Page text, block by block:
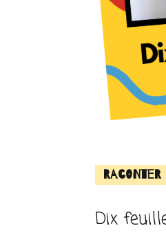
Raconter
Dix